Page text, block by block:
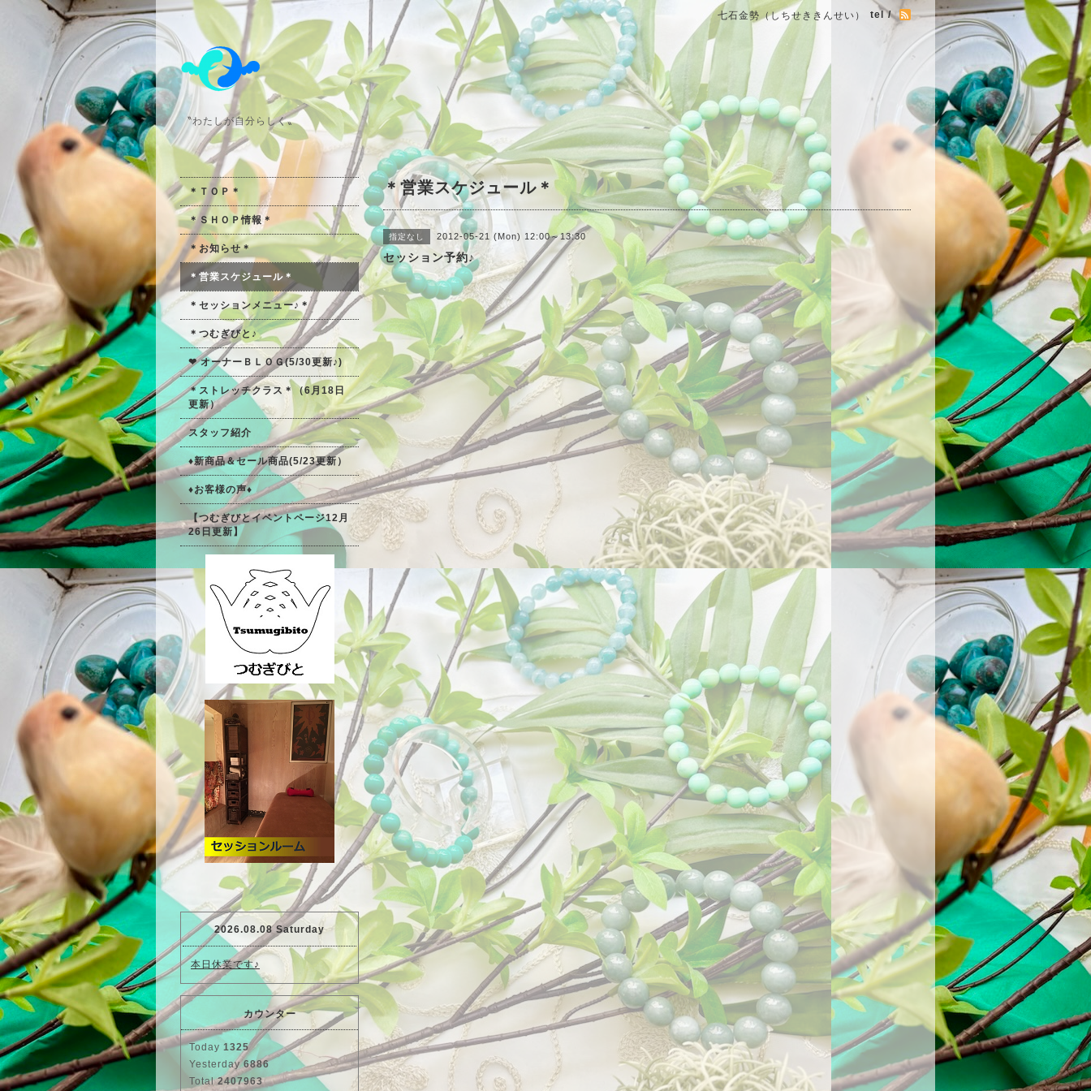
七石金勢（しちせききんせい） tel /
〝わたしが自分らしく〟
＊営業スケジュール＊
指定なし 2012-05-21 (Mon) 12:00～13:30
セッション予約♪
＊ＴＯＰ＊
＊ＳＨＯＰ情報＊
＊お知らせ＊
＊営業スケジュール＊
＊セッションメニュー♪＊
＊つむぎびと♪
❤ オーナーＢＬＯＧ(5/30更新♪)
＊ストレッチクラス＊（6月18日
更新）
スタッフ紹介
♦新商品＆セール商品(5/23更新）
♦お客様の声♦
【つむぎびとイベントページ12月
26日更新】
2026.08.08 Saturday
本日休業です♪
カウンター
Today 1325
Yesterday6886
Total2407963